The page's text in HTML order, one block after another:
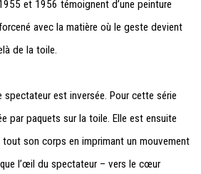
et 1956 témoignent d’une peinture
avec la matière où le geste devient
de la toile.
spectateur est inversée. Pour cette série
par paquets sur la toile. Elle est ensuite
tout son corps en imprimant un mouvement
l’œil du spectateur – vers le cœur